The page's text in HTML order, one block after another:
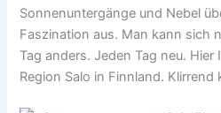
Sonnenuntergänge und Nebel
Faszination aus. Man kann sich
Tag anders. Jeden Tag neu.
Region Salo in Finnland. Klirrend